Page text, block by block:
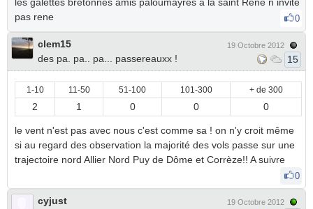
pas rene
0
clem15
des pa. pa.. pa... passereauxx !
19 Octobre 2012
15
1-10 11-50 51-100 101-300 + de 300
2 1 0 0 0
le vent n'est pas avec nous c'est comme sa ! on n'y croit même
si au regard des observation la majorité des vols passe sur une
trajectoire nord Allier Nord Puy de Dôme et Corrèze!! A suivre
0
cyjust
19 Octobre 2012